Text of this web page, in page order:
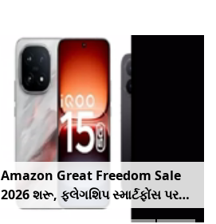
Amazon Great Freedom Sale
2026 શરૂ, ફ્લેગશિપ સ્માર્ટફોંસ પર
બંપર ડિસ્કાઉંટ, ચેક કરો ઓફર